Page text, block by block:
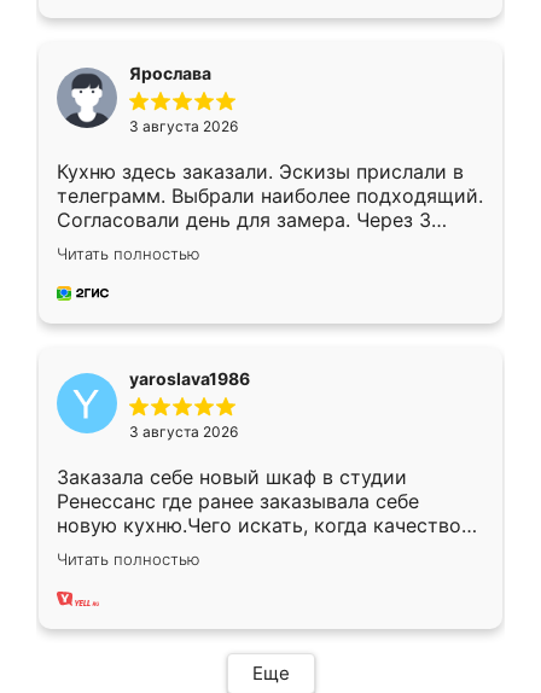
Ярослава
3 августа 2026
Кухню здесь заказали. Эскизы прислали в
телеграмм. Выбрали наиболее подходящий.
Согласовали день для замера. Через 3
недели кухня была уже готова. Остались
довольны работой. Спасибо Ренессанс
мебель за качественную работу!
Читать полностью
yaroslava1986
3 августа 2026
Заказала себе новый шкаф в студии
Ренессанс где ранее заказывала себе
новую кухню.Чего искать, когда качеством
вполне довольна. Служит кухня уже почти
два года, нареканий нет.
Читать полностью
Еще